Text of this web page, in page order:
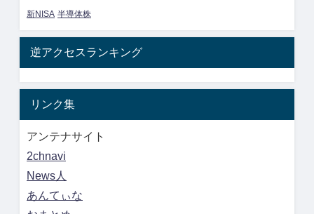
新NISA 半導体株
逆アクセスランキング
リンク集
アンテナサイト
2chnavi
News人
あんてぃな